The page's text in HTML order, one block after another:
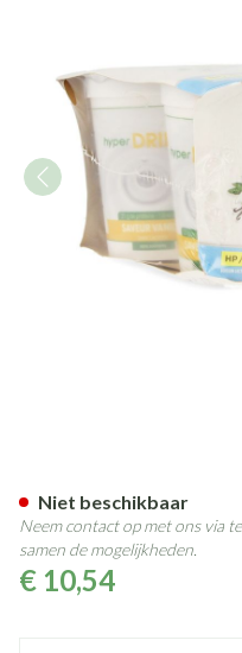
€ 10,54
Niet beschikbaar
Neem contact op met ons via
samen de mogelijkheden.